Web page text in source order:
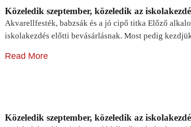
Közeledik szeptember, közeledik az
Akvarellfesték, babzsák és a jó cipő titka Előző
iskolakezdés előtti bevásárlásnak. Most pedig
Read More
Közeledik szeptember, közeledik az